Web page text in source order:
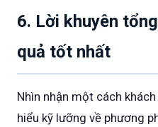
6. Lời khuyên
quả tốt nhất
Nhìn nhận một cách
hiểu kỹ lưỡng về phương